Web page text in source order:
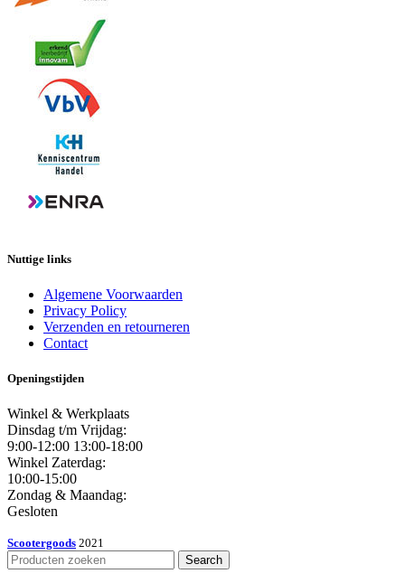
Nuttige links
Algemene Voorwaarden
Privacy Policy
Verzenden en retourneren
Contact
Openingstijden
Winkel & Werkplaats
Dinsdag t/m Vrijdag:
9:00-12:00 13:00-18:00
Winkel Zaterdag:
10:00-15:00
Zondag & Maandag:
Gesloten
Scootergoods 2021
Search